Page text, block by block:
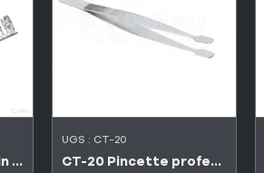
Loupe troisième main de lumière LED avec support fer a souder
UGS : CT-20
CT-20 Pincette professionnel plate en acier inoxydable